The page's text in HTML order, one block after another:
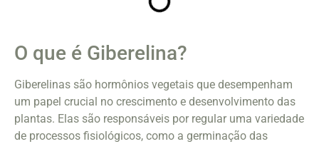
O que é Giberelina?
Giberelinas são hormônios vegetais que desempenham
um papel crucial no crescimento e desenvolvimento das
plantas. Elas são responsáveis por regular uma variedade
de processos fisiológicos, como a germinação das